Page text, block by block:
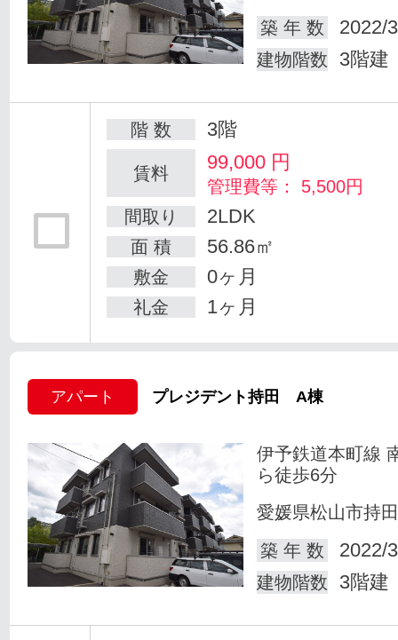
築 年 数
2022/
建物階数 3階建
階 数 3階
賃料 99,000 円
管理費等： 5,500円
間取り
2LDK
面 積 56.86㎡
敷金 0ヶ月
礼金 1ヶ月
アパート プレジデント持田 A棟
伊予鉄道本町線
ら徒歩6分
愛媛県松山市持
築 年 数
2022/
建物階数 3階建